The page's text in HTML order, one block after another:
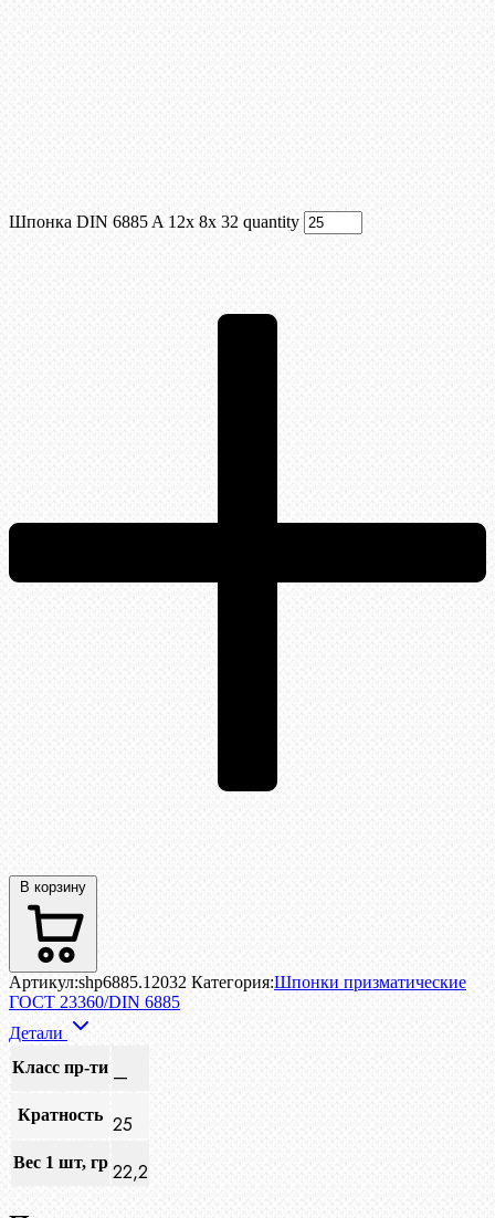
Шпонка DIN 6885 A 12x 8x 32 quantity
В корзину
Артикул:shp6885.12032 Категория:Шпонки призматические
ГОСТ 23360/DIN 6885
Детали
Класс пр-ти —
Кратность 25
Вес 1 шт, гр 22,2